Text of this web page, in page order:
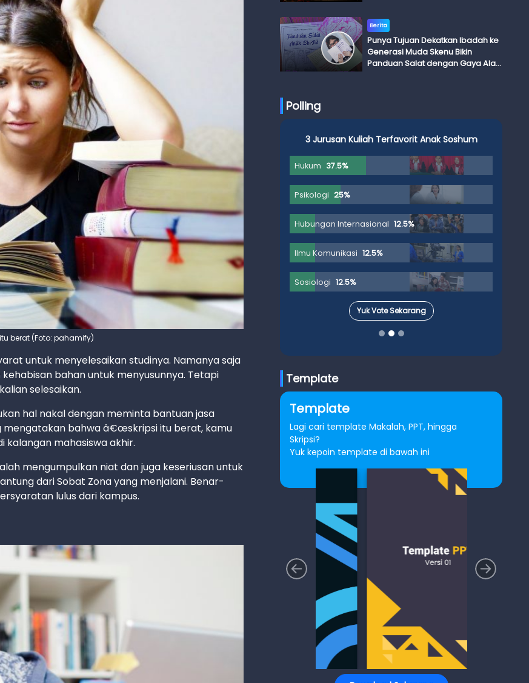
berat (Foto: pahamify)
untuk menyelesaikan studinya. Namanya saja
bahan untuk menyusunnya. Tetapi
selesaikan.
hal nakal dengan meminta bantuan jasa
mengatakan bahwa â€œskripsi itu berat, kamu
kalangan mahasiswa akhir.
mengumpulkan niat dan juga keseriusan untuk
dari Sobat Zona yang menjalani. Benar-
lulus dari kampus.
Adik Budi
Berita
Punya Tujuan Dekatkan Ibadah ke
Generasi Muda Skenu Bikin
Panduan Salat dengan Gaya Ala
Polling
3 Jurusan Kuliah Terfavorit Anak Soshum
Hukum 37.5%
Psikologi 25%
Hubungan Internasional 12.5%
Ilmu Komunikasi 12.5%
Sosiologi 12.5%
Yuk Vote Sekarang
Template
Template
Lagi cari template Makalah, PPT, hingga
Skripsi?
Yuk kepoin template di bawah ini